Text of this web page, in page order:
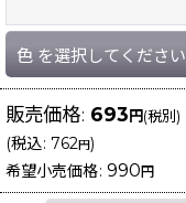
色 を選択してください
販売価格: 693円(税別)
(税込: 762円)
希望小売価格: 990円